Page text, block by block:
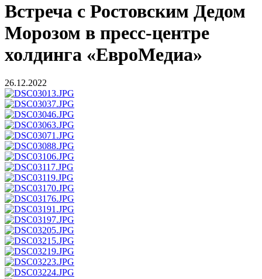
Встреча с Ростовским Дедом
Морозом в пресс-центре
холдинга «ЕвроМедиа»
26.12.2022